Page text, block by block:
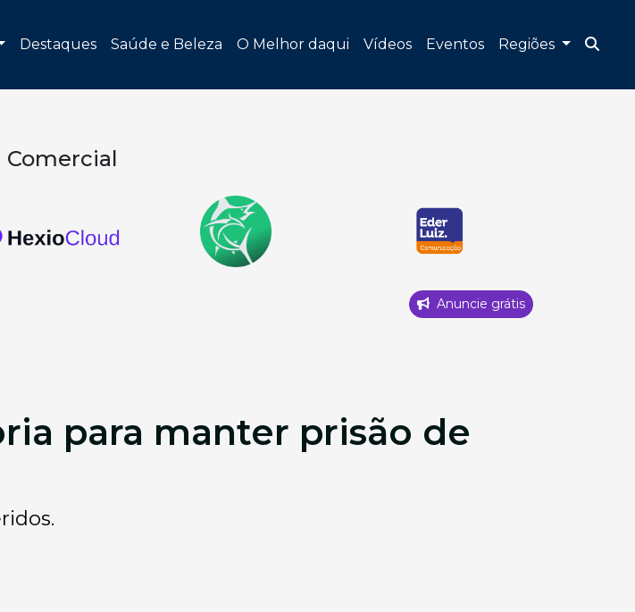
Destaques Saúde e Beleza O Melhor daqui Vídeos Eventos Regiões
Comercial
Anuncie grátis
para manter prisão de